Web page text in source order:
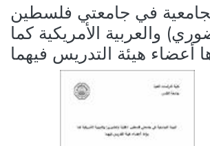
في جامعتي فلسطين
والعربية الأمريكية كما
أعضاء هيئة التدريس فيهما